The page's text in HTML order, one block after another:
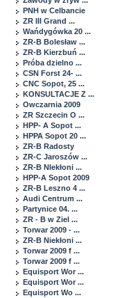
PNH w Celbancie
ZR III Grand ...
Wańdygówka 20 ...
ZR-B Bolesław ...
ZR-B Kierzbuń ...
Próba dzielno ...
CSN Forst 24- ...
CNC Sopot, 25 ...
KONSULTACJE Z ...
Owczarnia 2009
ZR Szczecin O ...
HPP- A Sopot ...
HPPA Sopot 20 ...
ZR-B Radosty
ZR-C Jaroszów ...
ZR-B NIekłoni ...
HPP-A Sopot 2009
ZR-B Leszno 4 ...
Audi Centrum ...
Partynice 04. ...
ZR - B w Ziel ...
Torwar 2009 - ...
ZR-B Niekłoni ...
Torwar 2009 f ...
Torwar 2009 f ...
Equisport Wor ...
Equisport Wor ...
Equisport Wo ...